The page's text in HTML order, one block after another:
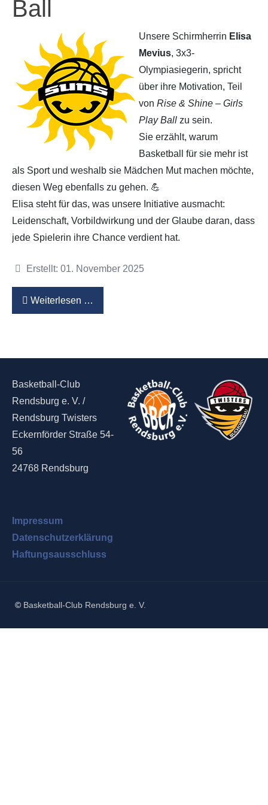
Ball
Unsere Schirmherrin Elisa
Mevius, 3x3-
Olympiasiegerin, spricht
über ihre Motivation, Teil
von Rise & Shine – Girls
Play Ball zu sein.
Sie erzählt, warum
Basketball für sie mehr ist
als Sport und weshalb sie Mädchen Mut machen möchte,
diesen Weg ebenfalls zu gehen. 💪
Elisa steht für das, was unsere Initiative ausmacht:
Leidenschaft, Vorbildwirkung und der Glaube daran, dass
jede Spielerin ihre Chance verdient hat.
Details
Erstellt: 01. November 2025
Weiterlesen …
Basketball-Club
Rendsburg e. V. /
Rendsburg Twisters
Eckernförder Straße 54-
56
24768 Rendsburg
Impressum
Datenschutzerklärung
Haftungsausschluss
© Basketball-Club Rendsburg e. V.
Historie
Links zum BVSH u. a.
Trainerabrechnung
Rechtliches